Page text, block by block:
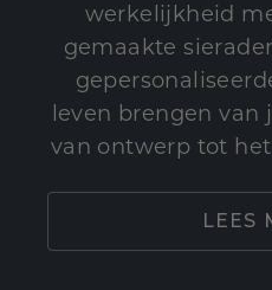
werkelijkheid
gemaakte
leven brengen
van ontwerp tot
LEES